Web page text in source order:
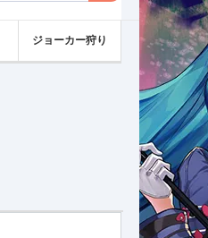
ジョーカー狩り